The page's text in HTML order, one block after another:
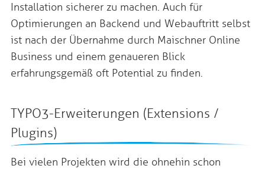
Installation sicherer zu machen. Auch für
Optimierungen an Backend und Webauftritt selbst
ist nach der Übernahme durch Maischner Online
Business und einem genaueren Blick
erfahrungsgemäß oft Potential zu finden.
TYPO3-Erweiterungen (Extensions /
Plugins)
Bei vielen Projekten wird die ohnehin schon